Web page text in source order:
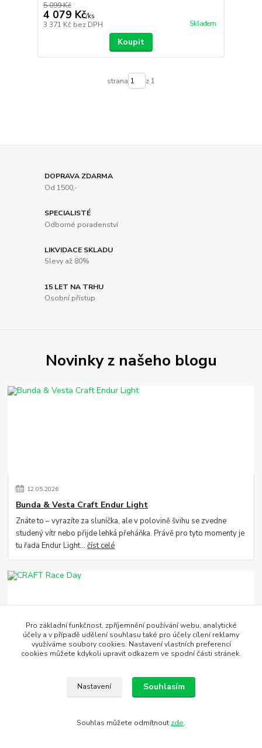
5 099 Kč
4 079 Kč/ks
3 371 Kč bez DPH Skladem
Koupit
strana z 1
DOPRAVA ZDARMA
Od 1500,-
SPECIALISTÉ
Odborné poradenství
LIKVIDACE SKLADU
Slevy až 80%
15 LET NA TRHU
Osobní přístup
Novinky z našeho blogu
12.05.2026
Bunda & Vesta Craft Endur Light
Znáte to – vyrazíte za sluníčka, ale v polovině švihu se zvedne
studený vítr nebo přijde lehká přeháňka. Právě pro tyto momenty je
tu řada Endur Light...číst celé
CRAFT Race Day
kolekce Race Day je jasnou volbou. Je to to nejlehčí, nejprodyšnější
Pro základní funkčnost, zpříjemnění používání webu, analytické
účely a v případě udělení souhlasu také pro účely cílení reklamy
využíváme soubory cookies. Nastavení vlastních preferencí
cookies můžete kdykoli upravit odkazem ve spodní části stránek.
Nastavení Souhlasím
Souhlas můžete odmítnout zde.